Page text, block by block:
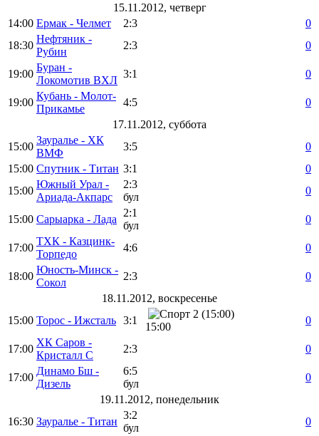
15.11.2012, четверг
14:00 Ермак - Челмет 2:3
0
18:30
Нефтяник -
Рубин
2:3 0
19:00
Буран -
Локомотив ВХЛ
3:1 0
19:00
Кубань - Молот-
Прикамье
4:5
0
17.11.2012, суббота
15:00
Зауралье - ХК
ВМФ
3:5
0
15:00 Спутник - Титан 3:1
0
15:00
Южный Урал -
Ариада-Акпарс
2:3
бул
0
15:00 Сарыарка - Лада
2:1
бул
0
17:00
ТХК - Казцинк-
Торпедо
4:6 0
18:00
Юность-Минск -
Сокол
2:3
0
18.11.2012, воскресенье
15:00 Торос - Ижсталь 3:1
15:00
0
17:00
ХК Саров -
Кристалл С
2:3 0
17:00
Динамо Бш -
Дизель
6:5
бул
0
19.11.2012, понедельник
16:30 Зауралье - Титан
3:2
бул
0